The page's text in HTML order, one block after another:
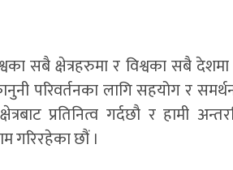
सबै क्षेत्रहरुमा र विश्वका सबै देशमा
परिवर्तनका लागि सहयोग र
प्रतिनित्व गर्दछौ र हामी
गरिरहेका छौं ।